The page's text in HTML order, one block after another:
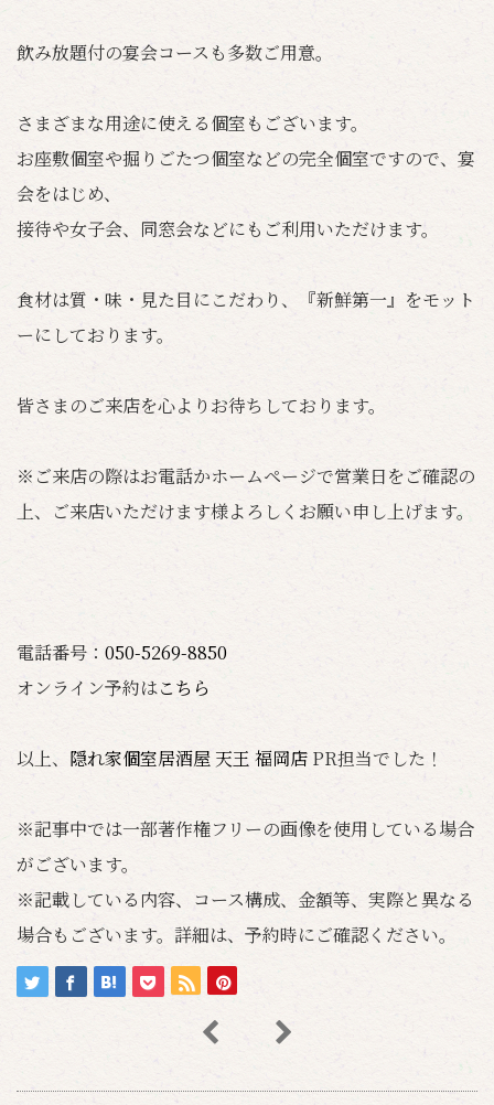
飲み放題付の宴会コースも多数ご用意。
さまざまな用途に使える個室もございます。
お座敷個室や掘りごたつ個室などの完全個室ですので、宴
会をはじめ、
接待や女子会、同窓会などにもご利用いただけます。
食材は質・味・見た目にこだわり、『新鮮第一』をモット
ーにしております。
皆さまのご来店を心よりお待ちしております。
※ご来店の際はお電話かホームページで営業日をご確認の
上、ご来店いただけます様よろしくお願い申し上げます。
電話番号： 050-5269-8850
オンライン予約はこちら
以上、 隠れ家個室居酒屋 天王 福岡店 PR担当でした！
※記事中では一部著作権フリーの画像を使用している場合
がございます。
※記載している内容、コース構成、金額等、実際と異なる
場合もございます。詳細は、予約時にご確認ください。